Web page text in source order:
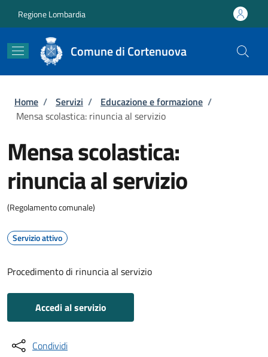
Regione Lombardia
Comune di Cortenuova
Briciole di pane
Home / Servizi / Educazione e formazione /
Mensa scolastica: rinuncia al servizio
Mensa scolastica:
rinuncia al servizio
(Regolamento comunale)
Servizio attivo
Procedimento di rinuncia al servizio
Accedi al servizio
Condividi